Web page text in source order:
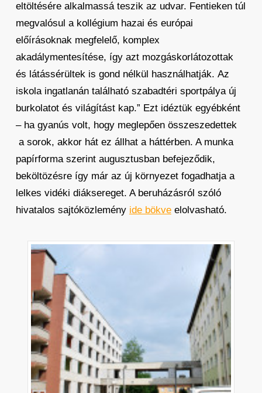
eltöltésére alkalmassá teszik az udvar. Fentieken túl
megvalósul a kollégium hazai és európai
előírásoknak megfelelő, komplex
akadálymentesítése, így azt mozgáskorlátozottak
és látássérültek is gond nélkül használhatják. Az
iskola ingatlanán található szabadtéri sportpálya új
burkolatot és világítást kap.” Ezt idéztük egyébként
– ha gyanús volt, hogy meglepően összeszedettek
a sorok, akkor hát ez állhat a háttérben. A munka
papírforma szerint augusztusban befejeződik,
beköltözésre így már az új környezet fogadhatja a
lelkes vidéki diáksereget. A beruházásról szóló
hivatalos sajtóközlemény ide bökveelolvasható.